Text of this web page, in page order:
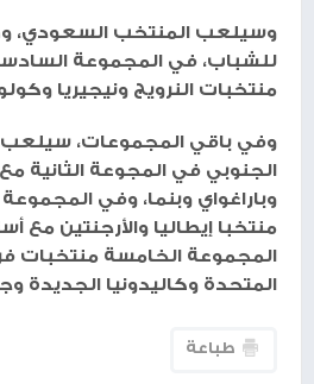
وسيلعب المنتخب السعودي،
للشباب، في المجموعة
منتخبات النرويج ونيجيريا
وفي باقي المجموعات، سيلعب
الجنوبي في المجوعة الثانية مع
وباراغواي وبنما، وفي
منتخبا إيطاليا والأرجنتين مع
المجموعة الخامسة منتخبات
المتحدة وكاليدونيا الجديدة
طباعة